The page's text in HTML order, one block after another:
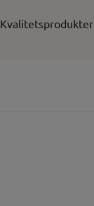
Kvalitetsprodukter